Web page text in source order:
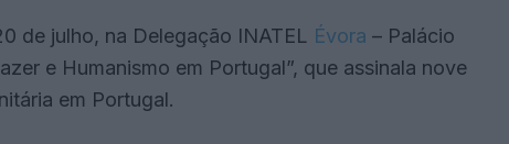
de julho, na Delegação INATEL Évora – Palácio
e Humanismo em Portugal”, que assinala nove
em Portugal.